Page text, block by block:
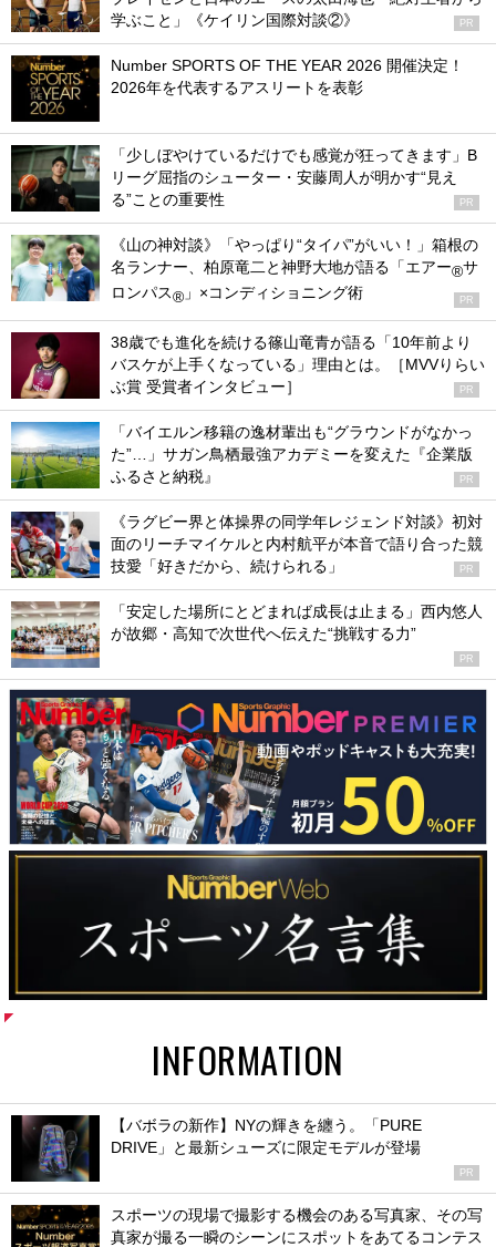
学ぶこと」《ケイリン国際対談②》
PR
Number SPORTS OF THE YEAR 2026 開催決定！
2026年を代表するアスリートを表彰
「少しぼやけているだけでも感覚が狂ってきます」B
リーグ屈指のシューター・安藤周人が明かす“見え
る”ことの重要性
PR
《山の神対談》「やっぱり“タイパ”がいい！」箱根の
名ランナー、柏原竜二と神野大地が語る「エアー®サ
ロンパス® 」×コンディショニング術 PR
38歳でも進化を続ける篠山竜青が語る「10年前より
バスケが上手くなっている」理由とは。［MVVりらい
ぶ賞 受賞者インタビュー］
PR
「バイエルン移籍の逸材輩出も“グラウンドがなかっ
た”…」サガン鳥栖最強アカデミーを変えた『企業版
ふるさと納税』
PR
《ラグビー界と体操界の同学年レジェンド対談》初対
面のリーチマイケルと内村航平が本音で語り合った競
技愛「好きだから、続けられる」
PR
「安定した場所にとどまれば成長は止まる」西内悠人
が故郷・高知で次世代へ伝えた“挑戦する力”
PR
INFORMATION
【バボラの新作】NYの輝きを纏う。「PURE
DRIVE」と最新シューズに限定モデルが登場
PR
スポーツの現場で撮影する機会のある写真家、その写
真家が撮る一瞬のシーンにスポットをあてるコンテス